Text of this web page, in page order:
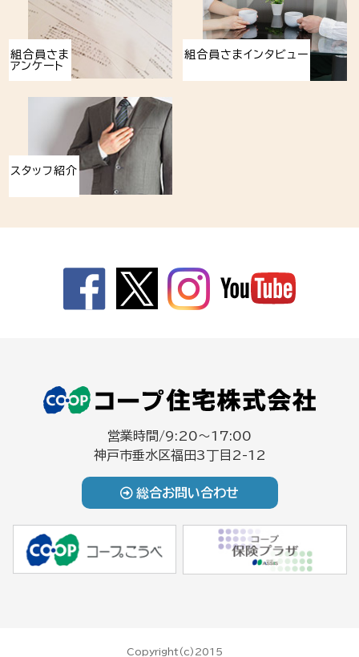
組合員さま
アンケート
組合員さまインタビュー
スタッフ紹介
営業時間/9:20～17:00
神戸市垂水区福田3丁目2-12
総合お問い合わせ
Copyright(c)2015